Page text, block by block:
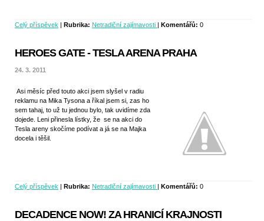
Celý příspěvek | Rubrika: Netradiční zajímavosti | Komentářů: 0
HEROES GATE - TESLA ARENA PRAHA
24. 3. 2011
Asi měsíc před touto akci jsem slyšel v radiu
reklamu na Mika Tysona a říkal jsem si, zas ho
sem tahaj, to už tu jednou bylo, tak uvidíme zda
dojede. Leni přinesla lístky, že se na akci do
Tesla areny skočíme podívat a já se na Majka
docela i těšil.
Celý příspěvek | Rubrika: Netradiční zajímavosti | Komentářů: 0
DECADENCE NOW! ZA HRANICÍ KRAJNOSTI